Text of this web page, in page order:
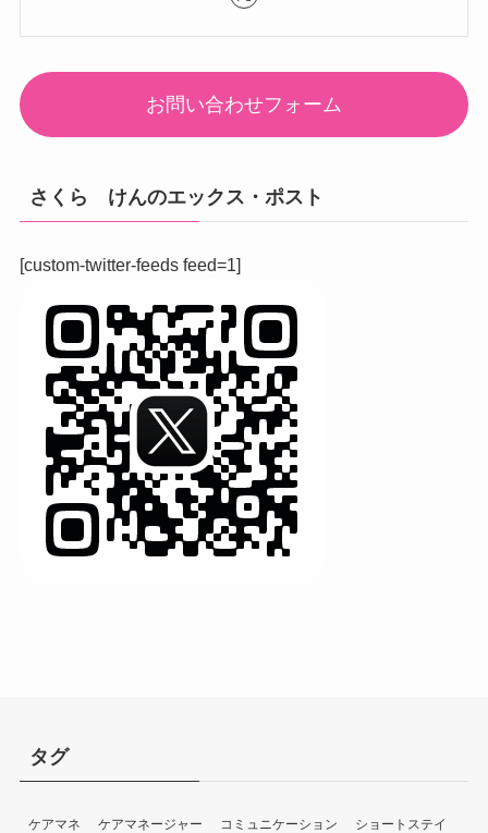
お問い合わせフォーム
さくら けんのエックス・ポスト
[custom-twitter-feeds feed=1]
タグ
ケアマネ ケアマネージャー コミュニケーション
ショートステイ